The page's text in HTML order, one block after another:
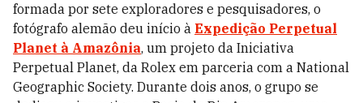
formada por sete exploradores e pesquisadores, o
fotógrafo alemão deu início à Expedição Perpetual
Planet à Amazônia, um projeto da Iniciativa
Perpetual Planet, da Rolex em parceria com a National
Geographic Society. Durante dois anos, o grupo se